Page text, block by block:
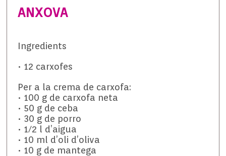
ANXOVA
Ingredients
• 12 carxofes
Per a la crema de carxofa:
• 100 g de carxofa neta
• 50 g de ceba
• 30 g de porro
• 1/2 l d’aigua
• 10 ml d’oli d’oliva
• 10 g de mantega